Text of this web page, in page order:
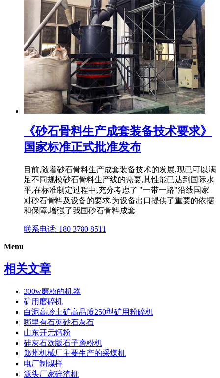
《砂石骨料生产成套装备技术要求》
国家标准正式批准发布
目前,随着砂石骨料生产成套装备技术的发展,现已可以满
足不同规模砂石骨料生产线的需要,其性能已达到国际水
平,在标准制定过程中,充分考虑了 "一带一路"沿线国家
对砂石骨料及设备的要求,为设备出口提供了重要的依据
和保障,增强了我国砂石骨料成套
联系电话: 180 3780 8511
Menu
相关文章
300w磨粉的机器
矿用磨碎机
白泥高岭土矿高品质250型矿用粉碎机
哪里有石英砂石灰石
山东开元钙粉
硅灰石欧版石子磨粉机
郑州机械厂主要生产的采煤机
电厂制煤样
源头厂家碎渣机